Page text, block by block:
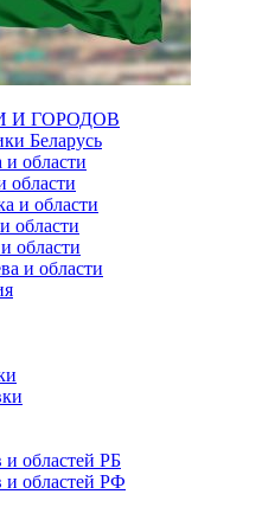
И ГОРОДОВ
Беларусь
области
области
и области
области
области
и области
и областей РБ
и областей РФ